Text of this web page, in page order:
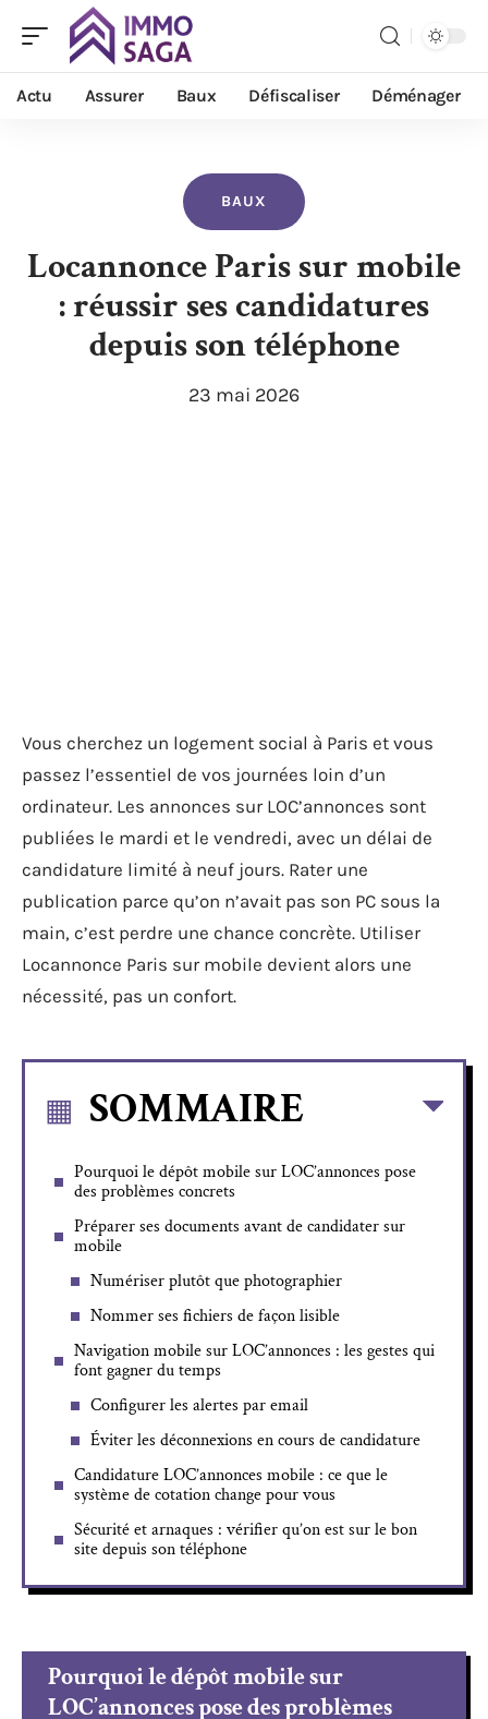
Actu Assurer Baux Défiscaliser Déménager
BAUX
Locannonce Paris sur mobile
: réussir ses candidatures
depuis son téléphone
23 mai 2026
Vous cherchez un logement social à Paris et vous
passez l’essentiel de vos journées loin d’un
ordinateur. Les annonces sur LOC’annonces sont
publiées le mardi et le vendredi, avec un délai de
candidature limité à neuf jours. Rater une
publication parce qu’on n’avait pas son PC sous la
main, c’est perdre une chance concrète. Utiliser
Locannonce Paris sur mobile devient alors une
nécessité, pas un confort.
SOMMAIRE
Pourquoi le dépôt mobile sur LOC’annonces pose
des problèmes concrets
Préparer ses documents avant de candidater sur
mobile
Numériser plutôt que photographier
Nommer ses fichiers de façon lisible
Navigation mobile sur LOC’annonces : les gestes qui
font gagner du temps
Configurer les alertes par email
Éviter les déconnexions en cours de candidature
Candidature LOC’annonces mobile : ce que le
système de cotation change pour vous
Sécurité et arnaques : vérifier qu’on est sur le bon
site depuis son téléphone
Pourquoi le dépôt mobile sur
LOC’annonces pose des problèmes